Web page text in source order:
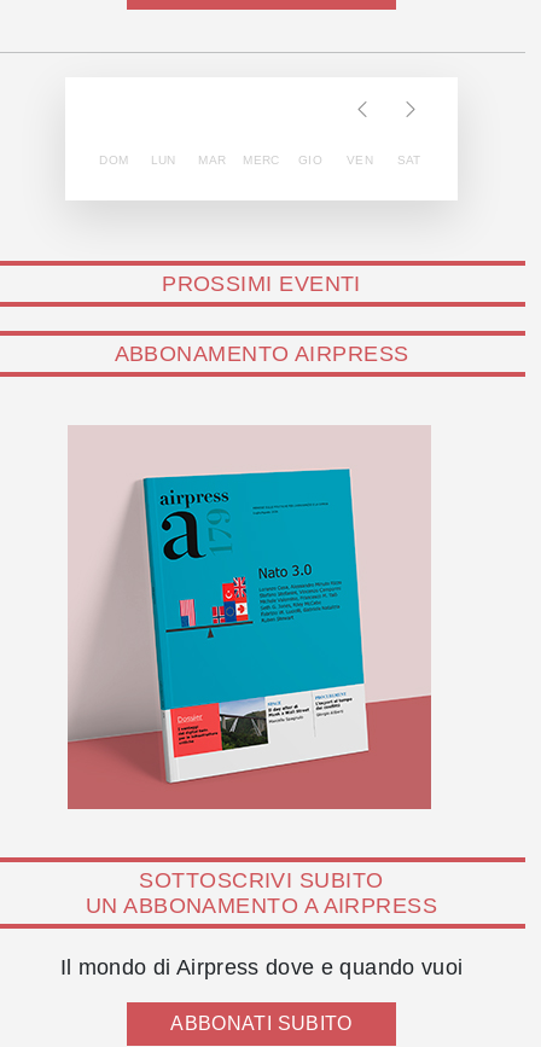
DOM LUN MAR MERC GIO VEN SAT
PROSSIMI EVENTI
ABBONAMENTO AIRPRESS
SOTTOSCRIVI SUBITO
UN ABBONAMENTO A AIRPRESS
Il mondo di Airpress dove e quando vuoi
ABBONATI SUBITO